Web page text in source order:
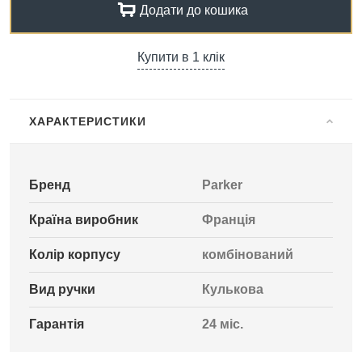
Додати до кошика
Купити в 1 клік
ХАРАКТЕРИСТИКИ
Бренд Parker
Країна виробник Франція
Колір корпусу комбінований
Вид ручки Кулькова
Гарантія 24 міс.